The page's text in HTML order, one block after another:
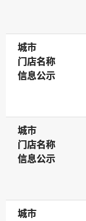
城市
城市
门店名称
门店名称
信息公示
信息公示
城市
城市
门店名称
门店名称
信息公示
信息公示
城市
城市